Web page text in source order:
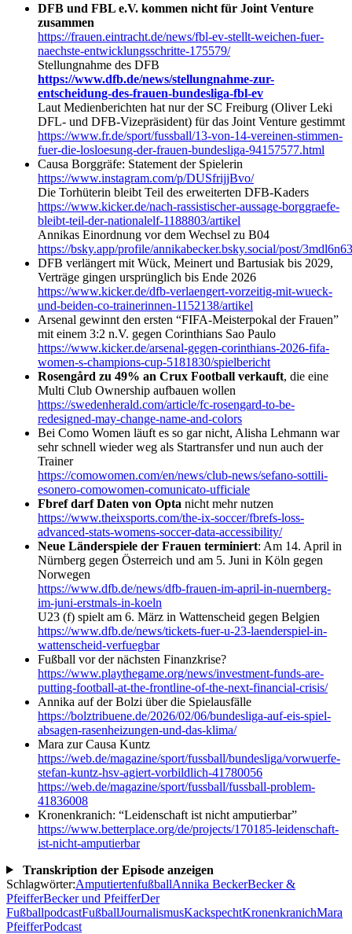
DFB und FBL e.V. kommen nicht für Joint Venture
zusammen
https://frauen.eintracht.de/news/fbl-ev-stellt-weichen-fuer-
naechste-entwicklungsschritte-175579/
Stellungnahme des DFB
https://www.dfb.de/news/stellungnahme-zur-
entscheidung-des-frauen-bundesliga-fbl-ev
Laut Medienberichten hat nur der SC Freiburg (Oliver Leki
DFL- und DFB-Vizepräsident) für das Joint Venture gestimmt
https://www.fr.de/sport/fussball/13-von-14-vereinen-stimmen-
fuer-die-losloesung-der-frauen-bundesliga-94157577.html
Causa Borggräfe: Statement der Spielerin
https://www.instagram.com/p/DUSfrijjBvo/
Die Torhüterin bleibt Teil des erweiterten DFB-Kaders
https://www.kicker.de/nach-rassistischer-aussage-borggraefe-
bleibt-teil-der-nationalelf-1188803/artikel
Annikas Einordnung vor dem Wechsel zu B04
https://bsky.app/profile/annikabecker.bsky.social/post/
DFB verlängert mit Wück, Meinert und Bartusiak bis 2029,
Verträge gingen ursprünglich bis Ende 2026
https://www.kicker.de/dfb-verlaengert-vorzeitig-mit-wueck-
und-beiden-co-trainerinnen-1152138/artikel
Arsenal gewinnt den ersten “FIFA-Meisterpokal der Frauen”
mit einem 3:2 n.V. gegen Corinthians Sao Paulo
https://www.kicker.de/arsenal-gegen-corinthians-2026-fifa-
women-s-champions-cup-5181830/spielbericht
Rosengård zu 49% an Crux Football verkauft, die eine
Multi Club Ownership aufbauen wollen
https://swedenherald.com/article/fc-rosengard-to-be-
redesigned-may-change-name-and-colors
Bei Como Women läuft es so gar nicht, Alisha Lehmann war
sehr schnell wieder weg als Startransfer und nun auch der
Trainer
https://comowomen.com/en/news/club-news/sefano-sottili-
esonero-comowomen-comunicato-ufficiale
Fbref darf Daten von Opta nicht mehr nutzen
https://www.theixsports.com/the-ix-soccer/fbrefs-loss-
advanced-stats-womens-soccer-data-accessibility/
Neue Länderspiele der Frauen terminiert: Am 14. April in
Nürnberg gegen Österreich und am 5. Juni in Köln gegen
Norwegen
https://www.dfb.de/news/dfb-frauen-im-april-in-nuernberg-
im-juni-erstmals-in-koeln
U23 (f) spielt am 6. März in Wattenscheid gegen Belgien
https://www.dfb.de/news/tickets-fuer-u-23-laenderspiel-in-
wattenscheid-verfuegbar
Fußball vor der nächsten Finanzkrise?
https://www.playthegame.org/news/investment-funds-are-
putting-football-at-the-frontline-of-the-next-financial-crisis/
Annika auf der Bolzi über die Spielausfälle
https://bolztribuene.de/2026/02/06/bundesliga-auf-eis-spiel-
absagen-rasenheizungen-und-das-klima/
Mara zur Causa Kuntz
https://web.de/magazine/sport/fussball/bundesliga/vorwuerfe-
stefan-kuntz-hsv-agiert-vorbildlich-41780056
https://web.de/magazine/sport/fussball/fussball-problem-
41836008
Kronenkranich: “Leidenschaft ist nicht amputierbar”
https://www.betterplace.org/de/projects/170185-leidenschaft-
ist-nicht-amputierbar
Transkription der Episode anzeigen
Schlagwörter:AmputiertenfußballAnnika BeckerBecker &
PfeifferBecker und PfeifferDer
FußballpodcastFußballJournalismusKackspechtKronenkranichMara
PfeifferPodcast